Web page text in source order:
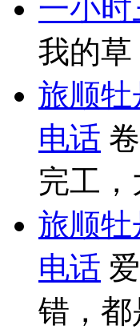
一小
我的
旅顺
电话
完工
旅顺
电话
错，